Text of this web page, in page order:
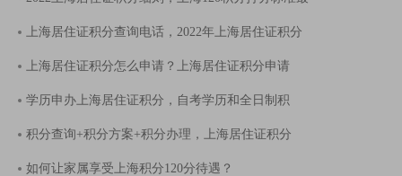
上海居住证积分查询电话，2022年上海居住证积分
上海居住证积分怎么申请？上海居住证积分申请
学历申办上海居住证积分，自考学历和全日制积
积分查询+积分方案+积分办理，上海居住证积分
如何让家属享受上海积分120分待遇？